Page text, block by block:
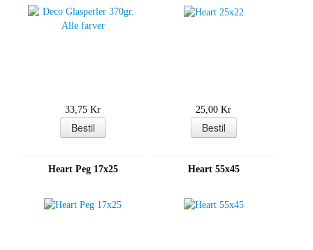
33,75 Kr 25,00 Kr
Heart Peg 17x25 Heart 55x45